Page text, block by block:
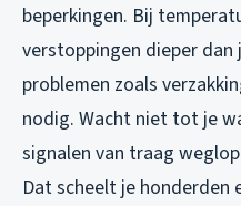
beperkingen. Bij
verstoppingen dieper
problemen zoals
nodig. Wacht niet tot je
signalen van traag
Dat scheelt je honderden